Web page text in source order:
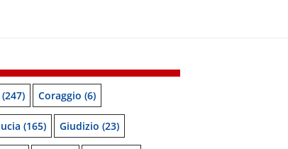
(247) Coraggio (6)
(165) Giudizio (23)